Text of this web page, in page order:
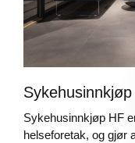
Sykehusinnkjøp HF
helseforetak, og gjør